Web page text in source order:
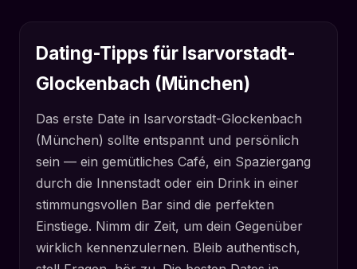
Dating-Tipps für Isarvorstadt-
Glockenbach (München)
Das erste Date in Isarvorstadt-Glockenbach
(München) sollte entspannt und persönlich
sein — ein gemütliches Café, ein Spaziergang
durch die Innenstadt oder ein Drink in einer
stimmungsvollen Bar sind die perfekten
Einstiege. Nimm dir Zeit, um dein Gegenüber
wirklich kennenzulernen. Bleib authentisch,